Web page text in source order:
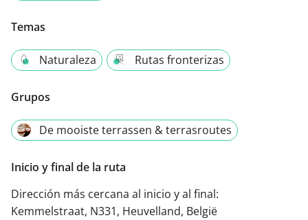
Temas
Naturaleza Rutas fronterizas
Grupos
De mooiste terrassen & terrasroutes
Inicio y final de la ruta
Dirección más cercana al inicio y al final:
Kemmelstraat, N331, Heuvelland, België